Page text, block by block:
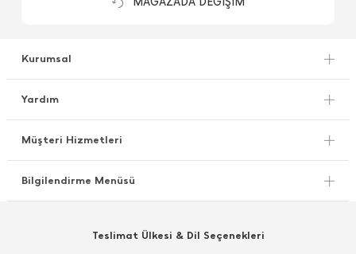
Kurumsal
Yardım
Müşteri Hizmetleri
Bilgilendirme Menüsü
Teslimat Ülkesi & Dil Seçenekleri